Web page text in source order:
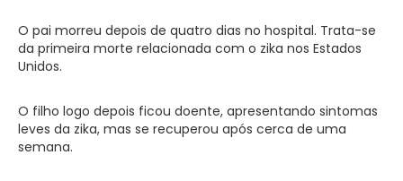
O pai morreu depois de quatro dias no hospital. Trata-se
da primeira morte relacionada com o zika nos Estados
Unidos.
O filho logo depois ficou doente, apresentando sintomas
leves da zika, mas se recuperou após cerca de uma
semana.